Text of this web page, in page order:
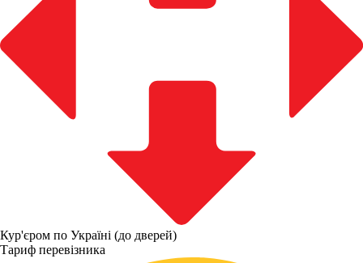
Кур'єром по Україні (до дверей)
Тариф перевізника